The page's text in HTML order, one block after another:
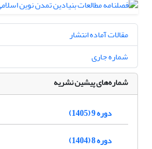
مقالات آماده انتشار
شماره جاری
شماره‌های پیشین نشریه
دوره 9 (1405)
دوره 8 (1404)